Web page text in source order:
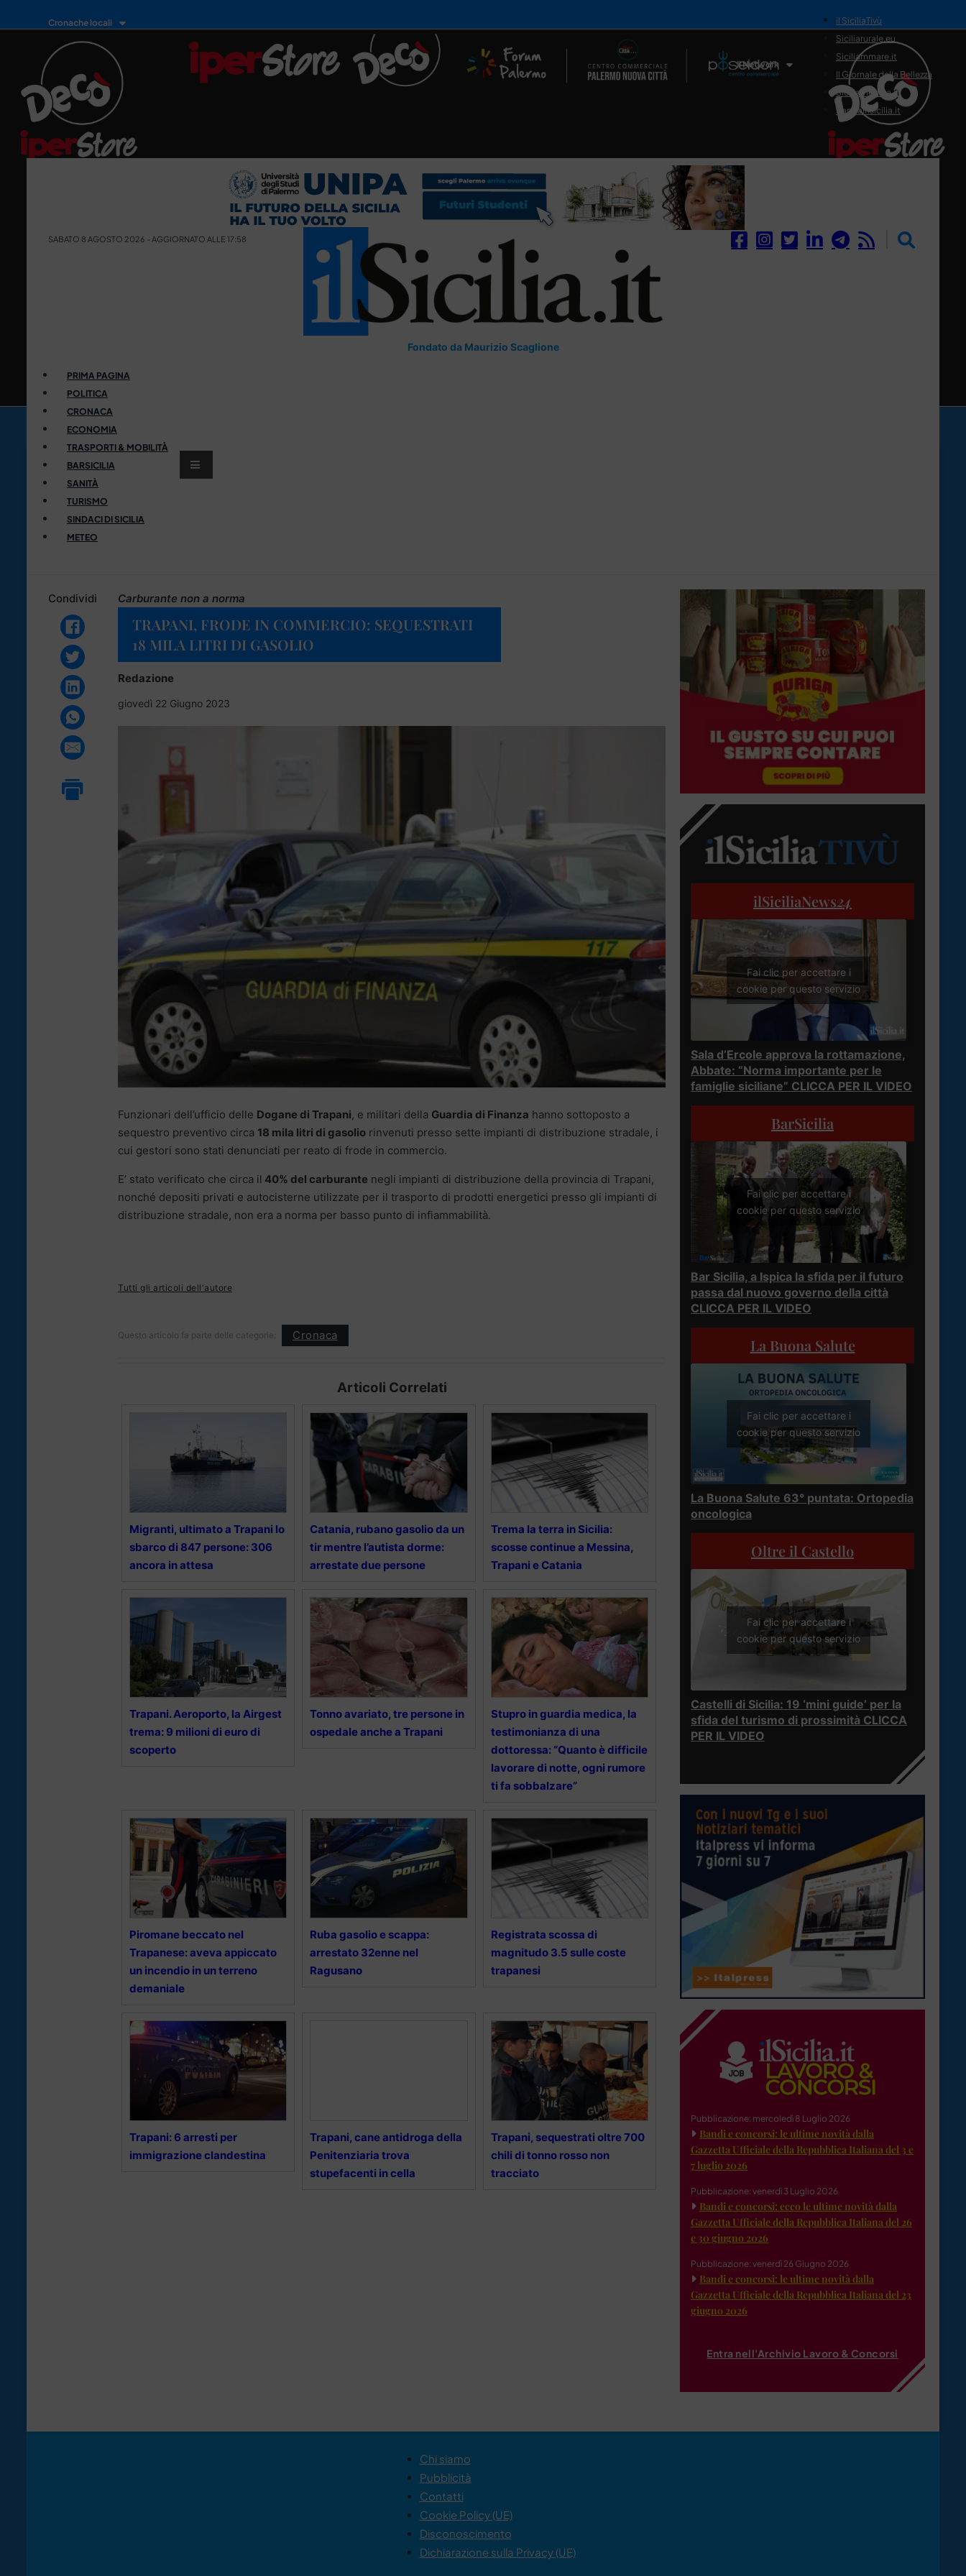
Cronache locali
Il Network
il SiciliaTivù
Siciliarurale.eu
Siciliammare.it
Il Giornale della Bellezza
Siciliamedica.it
Sanitainsicilia.it
SABATO 8 AGOSTO 2026 - AGGIORNATO ALLE 17:58
Fondato da Maurizio Scaglione
PRIMA PAGINA
POLITICA
CRONACA
ECONOMIA
TRASPORTI & MOBILITÀ
BARSICILIA
SANITÀ
TURISMO
SINDACI DI SICILIA
METEO
Condividi Carburante non a norma
TRAPANI, FRODE IN COMMERCIO: SEQUESTRATI
18 MILA LITRI DI GASOLIO
Redazione
giovedì 22 Giugno 2023
Funzionari dell’ufficio delle Dogane di Trapani, e militari della Guardia di Finanza hanno sottoposto a
sequestro preventivo circa 18 mila litri di gasolio rinvenuti presso sette impianti di distribuzione stradale, i
cui gestori sono stati denunciati per reato di frode in commercio.
E’ stato verificato che circa il 40% del carburante negli impianti di distribuzione della provincia di Trapani,
nonché depositi privati e autocisterne utilizzate per il trasporto di prodotti energetici presso gli impianti di
distribuzione stradale, non era a norma per basso punto di infiammabilità.
Tutti gli articoli dell'autore
Questo articolo fa parte delle categorie: Cronaca
Articoli Correlati
Migranti, ultimato a Trapani lo
sbarco di 847 persone: 306
ancora in attesa
Catania, rubano gasolio da un
tir mentre l’autista dorme:
arrestate due persone
Trema la terra in Sicilia:
scosse continue a Messina,
Trapani e Catania
Trapani. Aeroporto, la Airgest
trema: 9 milioni di euro di
scoperto
Tonno avariato, tre persone in
ospedale anche a Trapani
Stupro in guardia medica, la
testimonianza di una
dottoressa: “Quanto è difficile
lavorare di notte, ogni rumore
ti fa sobbalzare”
Piromane beccato nel
Trapanese: aveva appiccato
un incendio in un terreno
demaniale
Ruba gasolio e scappa:
arrestato 32enne nel
Ragusano
Registrata scossa di
magnitudo 3.5 sulle coste
trapanesi
Trapani: 6 arresti per
immigrazione clandestina
Trapani, cane antidroga della
Penitenziaria trova
stupefacenti in cella
Trapani, sequestrati oltre 700
chili di tonno rosso non
tracciato
ilSiciliaNews24
Fai clic per accettare i
cookie per questo servizio
Sala d’Ercole approva la rottamazione,
Abbate: “Norma importante per le
famiglie siciliane” CLICCA PER IL VIDEO
BarSicilia
Fai clic per accettare i
cookie per questo servizio
Bar Sicilia, a Ispica la sfida per il futuro
passa dal nuovo governo della città
CLICCA PER IL VIDEO
La Buona Salute
Fai clic per accettare i
cookie per questo servizio
La Buona Salute 63° puntata: Ortopedia
oncologica
Oltre il Castello
Fai clic per accettare i
cookie per questo servizio
Castelli di Sicilia: 19 ‘mini guide’ per la
sfida del turismo di prossimità CLICCA
PER IL VIDEO
Pubblicazione: mercoledì 8 Luglio 2026
Bandi e concorsi: le ultime novità dalla
Gazzetta Ufficiale della Repubblica Italiana del 3 e
7 luglio 2026
Pubblicazione: venerdì 3 Luglio 2026
Bandi e concorsi: ecco le ultime novità dalla
Gazzetta Ufficiale della Repubblica Italiana del 26
e 30 giugno 2026
Pubblicazione: venerdì 26 Giugno 2026
Bandi e concorsi: le ultime novità dalla
Gazzetta Ufficiale della Repubblica Italiana del 23
giugno 2026
Entra nell'Archivio Lavoro & Concorsi
Chi siamo
Pubblicità
Contatti
Cookie Policy (UE)
Disconoscimento
Dichiarazione sulla Privacy (UE)